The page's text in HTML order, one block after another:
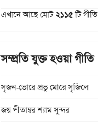
এখানে আছে মোট২১১৫টি গীতি
সম্প্রতি যুক্ত হওয়া গীতি
সৃজন-ভোরে প্রভু মোরে সৃজিলে
জয় পীতাম্বর শ্যাম সুন্দর